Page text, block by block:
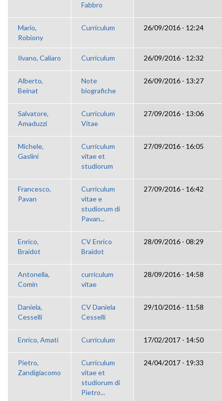
Fabbro
Mario,
Robiony
Curriculum 26/09/2016 - 12:24
Ilvano, Caliaro Curriculum 26/09/2016 - 12:32
Alberto,
Beinat
Note
biografiche
26/09/2016 - 13:27
Salvatore,
Amaduzzi
Curriculum
Vitae
27/09/2016 - 13:06
Michele,
Gaslini
Curriculum
vitae et
studiorum
27/09/2016 - 16:05
Francesco,
Pavan
Curriculum
vitae e
studiorum di
Pavan...
27/09/2016 - 16:42
Enrico,
Braidot
CV Enrico
Braidot
28/09/2016 - 08:29
Antonella,
Comin
curriculum
vitae
28/09/2016 - 14:58
Daniela,
Cesselli
CV Daniela
Cesselli
29/10/2016 - 11:58
Enrico, Amati Curriculum 17/02/2017 - 14:50
Pietro,
Zandigiacomo
Curriculum
vitae et
studiorum di
Pietro...
24/04/2017 - 19:33